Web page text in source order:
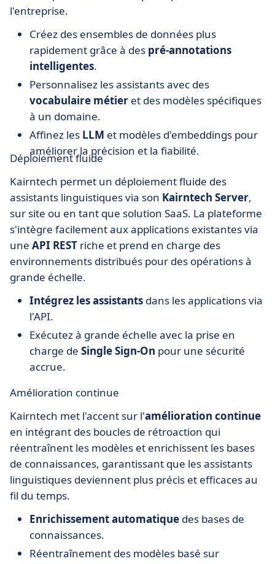
l'entreprise.
Créez des ensembles de données plus
rapidement grâce à des pré-annotations
intelligentes.
Personnalisez les assistants avec des
vocabulaire métier et des modèles spécifiques
à un domaine.
Affinez les LLM et modèles d'embeddings pour
améliorer la précision et la fiabilité.
Déploiement fluide
Kairntech permet un déploiement fluide des
assistants linguistiques via son Kairntech Server,
sur site ou en tant que solution SaaS. La plateforme
s'intègre facilement aux applications existantes via
une API REST riche et prend en charge des
environnements distribués pour des opérations à
grande échelle.
Intégrez les assistants dans les applications via
l'API.
Exécutez à grande échelle avec la prise en
charge de Single Sign-On pour une sécurité
accrue.
Amélioration continue
Kairntech met l'accent sur l'amélioration continue
en intégrant des boucles de rétroaction qui
réentraînent les modèles et enrichissent les bases
de connaissances, garantissant que les assistants
linguistiques deviennent plus précis et efficaces au
fil du temps.
Enrichissement automatique des bases de
connaissances.
Réentraînement des modèles basé sur